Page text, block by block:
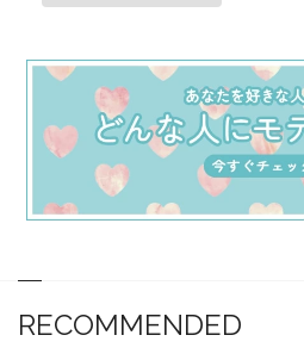
RECOMMENDED